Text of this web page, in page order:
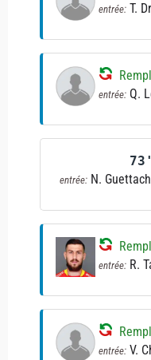
entrée: T.
entrée: Q.
73'
entrée: N.
entrée: R.
entrée: V.